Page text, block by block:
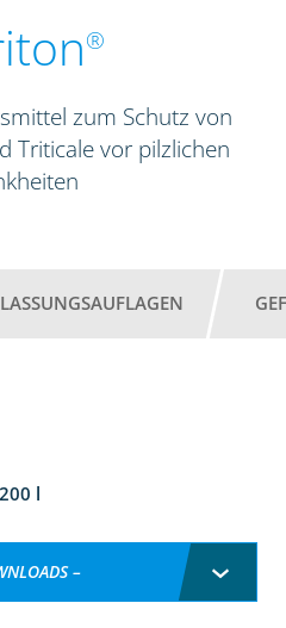
®
zum Schutz von
Triticale vor pilzlichen
200 l
–